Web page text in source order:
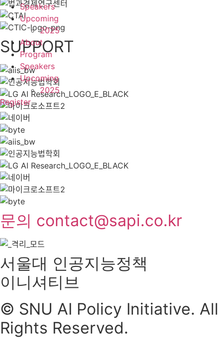
Speakers
Upcoming
2025
About
Program
Speakers
Upcoming
2025
Register
SUPPORT
문의 contact@sapi.co.kr
서울대 인공지능정책
이니셔티브
© SNU AI Policy Initiative. All
Rights Reserved.